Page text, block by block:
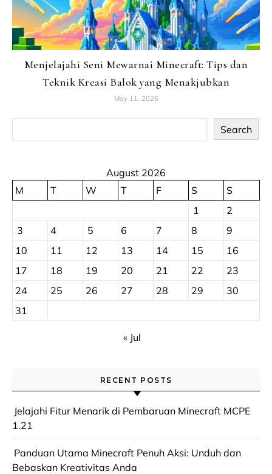
Menjelajahi Seni Mewarnai Minecraft: Tips dan
Teknik Kreasi Balok yang Menakjubkan
May 11, 2026
Search
August 2026
M
T W T F S
S
1
2
3
4 5 6 7 8
9
10
11 12 13 14 15
16
17
18 19 20 21 22
23
24
25 26 27 28 29
30
31
« Jul
RECENT POSTS
Jelajahi Fitur Menarik di Pembaruan Minecraft MCPE
1.21
Panduan Utama Minecraft Penuh Aksi: Unduh dan
Bebaskan Kreativitas Anda